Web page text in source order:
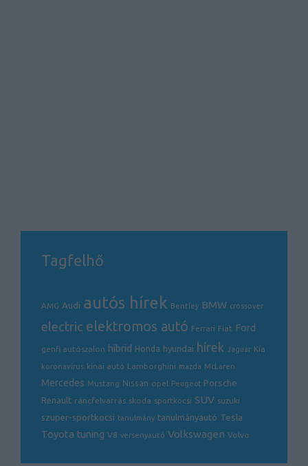
Tagfelhő
AMG Audi autós hírek Bentley BMW crossover
electric elektromos autó Ferrari Fiat Ford
genfi autószalon hibrid Honda hyundai hírek Jaguar Kia
koronavírus kínai autó Lamborghini mazda McLaren
Mercedes Mustang Nissan opel Peugeot Porsche
Renault ráncfelvarrás skoda sportkocsi SUV suzuki
szuper-sportkocsi tanulmány tanulmányautó Tesla
Toyota tuning V8 versenyautó Volkswagen Volvo